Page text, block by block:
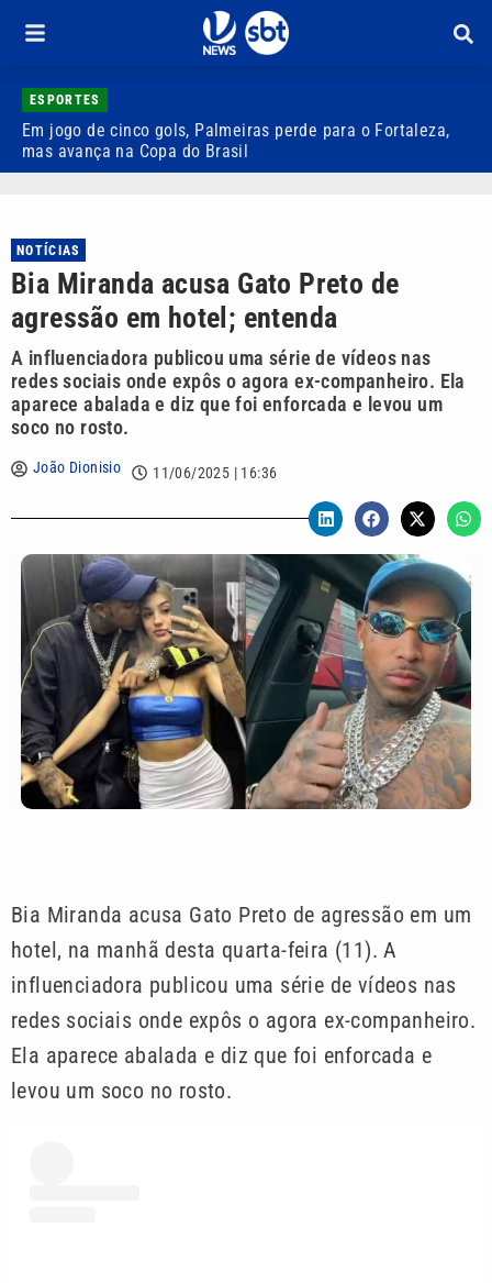
ESPORTES
Em jogo de cinco gols, Palmeiras perde para o Fortaleza,
mas avança na Copa do Brasil
NOTÍCIAS
Bia Miranda acusa Gato Preto de
agressão em hotel; entenda
A influenciadora publicou uma série de vídeos nas
redes sociais onde expôs o agora ex-companheiro. Ela
aparece abalada e diz que foi enforcada e levou um
soco no rosto.
João Dionisio 11/06/2025 | 16:36
Bia Miranda acusa Gato Preto de agressão em um
hotel, na manhã desta quarta-feira (11). A
influenciadora publicou uma série de vídeos nas
redes sociais onde expôs o agora ex-companheiro.
Ela aparece abalada e diz que foi enforcada e
levou um soco no rosto.